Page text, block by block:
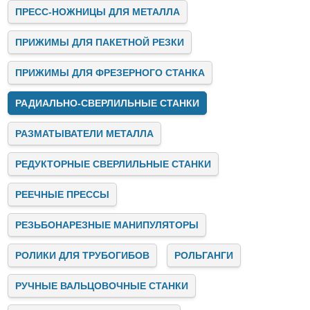
обслуживание оборудования и электричество.
Заключение
Stalex — это лидер на рынке промышленных станков,
предлагающий инновационные, надёжные и
высокопроизводительные решения для бизнеса. Мы
помогаем предприятиям автоматизировать и улучшать
производственные процессы, предоставляя качественное
оборудование, консультации и поддержку на всех этапах
сотрудничества.
Если вы ищете надёжного партнёра для модернизации
своего производства, свяжитесь с нами. Stalex готов
предложить вам лучшие решения для успешного развития
вашего бизнеса!
ПРЕСС-НОЖНИЦЫ ДЛЯ МЕТАЛЛА
ПРИЖИМЫ ДЛЯ ПАКЕТНОЙ РЕЗКИ
ПРИЖИМЫ ДЛЯ ФРЕЗЕРНОГО СТАНКА
РАДИАЛЬНО-СВЕРЛИЛЬНЫЕ СТАНКИ
РАЗМАТЫВАТЕЛИ МЕТАЛЛА
РЕДУКТОРНЫЕ СВЕРЛИЛЬНЫЕ СТАНКИ
РЕЕЧНЫЕ ПРЕССЫ
РЕЗЬБОНАРЕЗНЫЕ МАНИПУЛЯТОРЫ
РОЛИКИ ДЛЯ ТРУБОГИБОВ РОЛЬГАНГИ
РУЧНЫЕ ВАЛЬЦОВОЧНЫЕ СТАНКИ